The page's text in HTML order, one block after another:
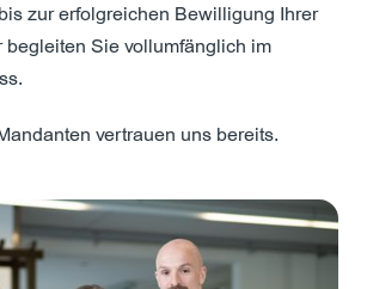
zur erfolgreichen Bewilligung Ihrer
begleiten Sie vollumfänglich im
vertrauen uns bereits.